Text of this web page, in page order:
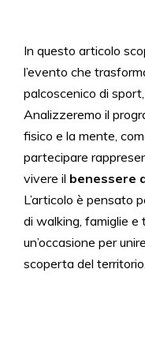
In questo articolo
l’evento che
palcoscenico di
Analizzeremo il
fisico e la mente,
partecipare
vivere il benessere
L’articolo è pensato
di walking, famiglie e
un’occasione per
scoperta del territorio.